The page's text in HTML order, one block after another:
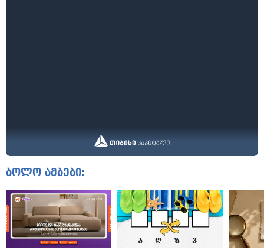
ბოლო ამბები: